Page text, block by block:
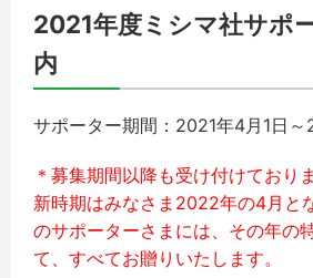
2021年度ミシマ社サポ
内
サポーター期間：2021年4月1日
＊募集期間以降も受け付けており
新時期はみなさま2022年の4月と
のサポーターさまには、その年の
て、すべてお贈りいたします。